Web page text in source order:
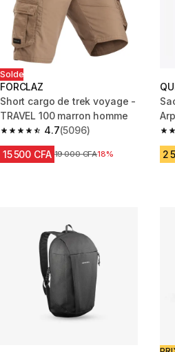
Solde
FORCLAZ
Short cargo de trek voyage -
TRAVEL 100 marron homme
4.7
4.7 out of 5 stars from 5096 reviews
(5096)
15 500 CFA Prix avant réduction
19 000 CFA18% 2